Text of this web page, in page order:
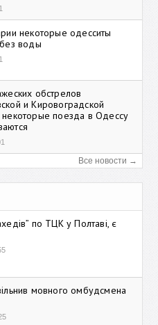
некоторые одесситы
воды
обстрелов
и Кировоградской
некоторые поезда в Одессу
Все новости →
по ТЦК у Полтаві, є
мовного омбудсмена